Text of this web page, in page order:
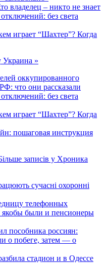
владелец – никто не знает
без света
играет “Шахтер”? Когда
Украина »
оккупированного
что они рассказали
без света
играет “Шахтер”? Когда
пошаговая инструкция
записів у Хроника
сучасні охоронні
телефонных
были и пенсионеры
пособника россиян:
о побеге, затем — о
стадион и в Одессе